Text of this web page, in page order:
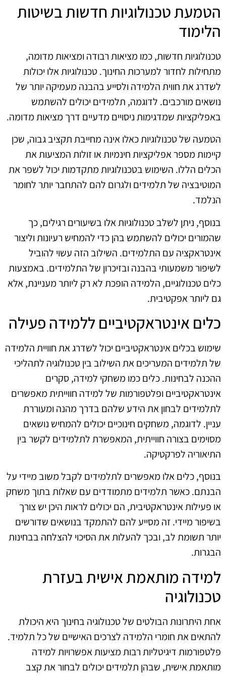
הטמעת טכנולוגיות חדשות בשיטות
הלימוד
טכנולוגיות חדשות, כמו מציאות רבודה ומציאות מדומה,
מתחילות לחדור למערכות החינוך. טכנולוגיות אלו יכולות
לשדרג את חווית הלמידה ולסייע בהבנה מעמיקה יותר של
נושאים מורכבים. לדוגמה, תלמידים יכולים להשתמש
באפליקציות שמדגימות ניסויים מדעיים דרך מציאות מדומה.
הטמעה של טכנולוגיות כאלו אינה מחייבת תקציב גבוה, שכן
קיימות מספר אפליקציות חינמיות או זולות המציעות את
הכלים הללו. השימוש בטכנולוגיות מתקדמות יכול לשפר את
המוטיבציה של תלמידים ולגרום להם להתחבר יותר לחומר
הנלמד.
בנוסף, ניתן לשלב טכנולוגיות אלו בשיעורים רגילים, כך
שהמורים יכולים להשתמש בהן כדי להמחיש רעיונות וליצור
אינטראקציה עם התלמידים. השילוב הזה עשוי להוביל
לשיפור משמעותי בהבנה ובזיכרון של התלמידים. באמצעות
כלים טכנולוגיים, הלמידה הופכת לא רק ליותר מעניינת, אלא
גם ליותר אפקטיבית.
כלים אינטראקטיביים ללמידה פעילה
שימוש בכלים אינטראקטיביים יכול לשדרג את חוויית הלמידה
של תלמידים המעריכים את השילוב בין טכנולוגיה לתהליכי
ההכנה לבחינות. כלים כמו משחקי למידה, סקרים
אינטראקטיביים ופלטפורמות של למידה חווייתית מאפשרים
לתלמידים לבחון את הידע שלהם בדרך מהנה ומעוררת
עניין. לדוגמה, משחקים חינוכיים יכולים להמחיש נושאים
מסוימים בצורה חווייתית, המאפשרת לתלמידים לקשר בין
התיאוריה לפרקטיקה.
בנוסף, כלים אלו מאפשרים לתלמידים לקבל משוב מיידי על
הבנתם. כאשר תלמידים מתמודדים עם שאלות בתוך משחק
או פעילות אינטראקטיבית, הם יכולים לראות היכן יש צורך
בשיפור מיידי. זה מסייע להם להתמקד בנושאים שדורשים
יותר תשומת לב, ובכך להעלות את הסיכוי להצלחה בבחינות
הבגרות.
למידה מותאמת אישית בעזרת
טכנולוגיה
אחת היתרונות הבולטים של טכנולוגיה בחינוך היא היכולת
להתאים את חומרי הלמידה לצרכים האישיים של כל תלמיד.
פלטפורמות דיגיטליות רבות מציעות אפשרויות למידה
מותאמת אישית, שבהן תלמידים יכולים לבחור את קצב